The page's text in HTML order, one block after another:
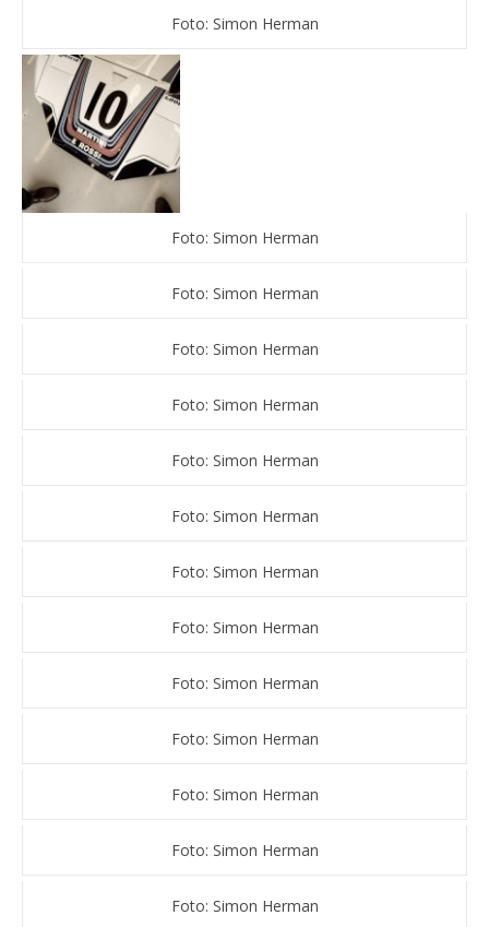
Foto: Simon Herman
Foto: Simon Herman
Foto: Simon Herman
Foto: Simon Herman
Foto: Simon Herman
Foto: Simon Herman
Foto: Simon Herman
Foto: Simon Herman
Foto: Simon Herman
Foto: Simon Herman
Foto: Simon Herman
Foto: Simon Herman
Foto: Simon Herman
Foto: Simon Herman